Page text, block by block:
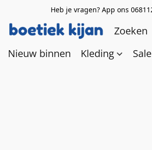
Heb je vragen? App ons
Nieuw binnen Kleding